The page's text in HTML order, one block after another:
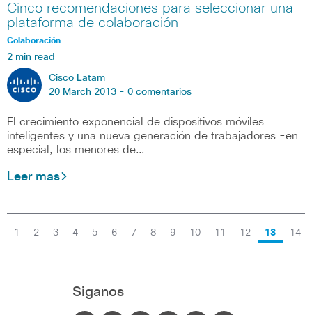
Cinco recomendaciones para seleccionar una
plataforma de colaboración
Colaboración
2 min read
Cisco Latam
20 March 2013 - 0 comentarios
El crecimiento exponencial de dispositivos móviles
inteligentes y una nueva generación de trabajadores -en
especial, los menores de…
Leer mas
1 2 3 4 5 6 7 8 9 10 11 12 13 14
Siganos